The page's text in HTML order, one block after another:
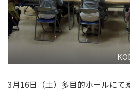
3月16日（土）多目的ホールにて